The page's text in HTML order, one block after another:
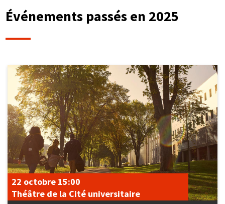
Événements passés en 2025
22 octobre 15:00
Théâtre de la Cité universitaire